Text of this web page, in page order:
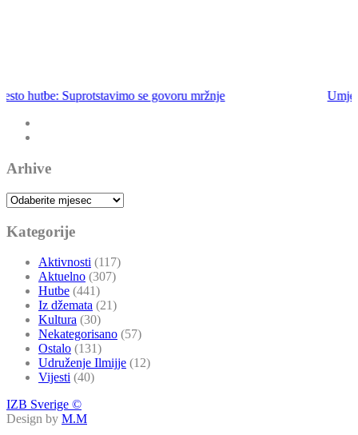
Umjesto hutbe: Ne bježimo od emaneta
Arhive
Arhive
Kategorije
Aktivnosti (117)
Aktuelno (307)
Hutbe (441)
Iz džemata (21)
Kultura (30)
Nekategorisano (57)
Ostalo (131)
Udruženje Ilmijje (12)
Vijesti (40)
IZB Sverige ©
Design by M.M